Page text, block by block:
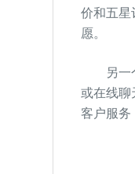
价和五星
愿。
另一个
或在线聊
客户服务